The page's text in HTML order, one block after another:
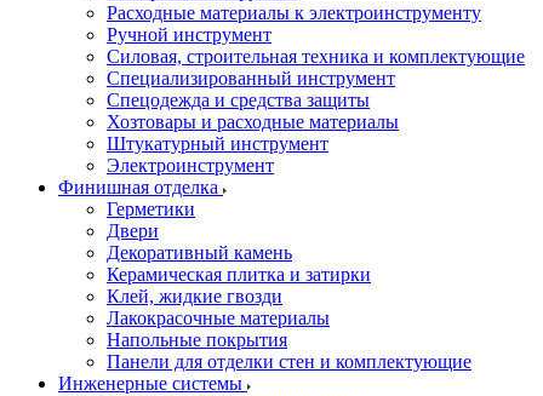
Расходные материалы к электроинструменту
Ручной инструмент
Силовая, строительная техника и комплектующие
Специализированный инструмент
Спецодежда и средства защиты
Хозтовары и расходные материалы
Штукатурный инструмент
Электроинструмент
Финишная отделка
Герметики
Двери
Декоративный камень
Керамическая плитка и затирки
Клей, жидкие гвозди
Лакокрасочные материалы
Напольные покрытия
Панели для отделки стен и комплектующие
Инженерные системы